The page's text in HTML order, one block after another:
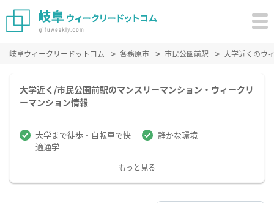
岐阜ウィークリードットコム 各務原市 市民公園前駅 大学近くのウ
大学近く/市民公園前駅のマンスリーマンション・ウィークリ
ーマンション情報
大学まで徒歩・自転車で快
適通学
静かな環境
もっと見る